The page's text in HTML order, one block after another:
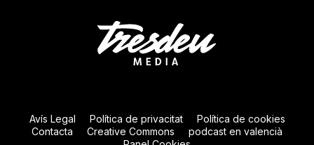
Avís Legal Política de privacitat
Política de cookies
Contacta
Creative Commons
podcast en valencià